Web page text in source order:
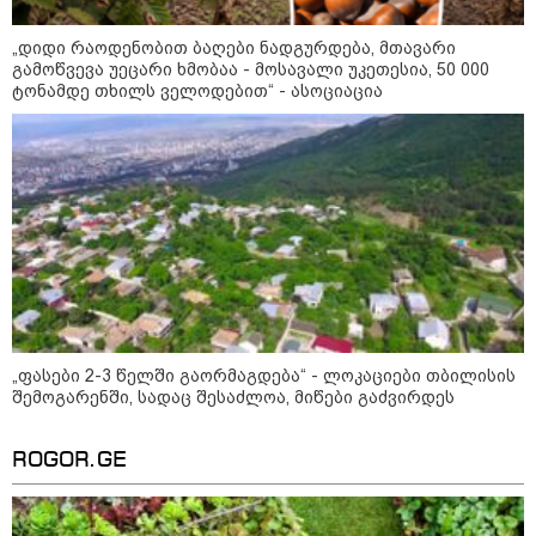
კიდევ დაგარტყამ" - ვრცელდება
ფიზიკური და სიტყვიერი
დაპირისპირების კადრები
სუპერმარკეტიდან
"ბოლო წამებზე ნამდვილად ისმის
განწირული ხმა: “კახა, არ
მიმატოვო, გეხვეწები” - რა წერს
და რა ვიდეოს აქვეყნებს
ადვოკატი, ტარიელ კაკაბაძე?
ვრცელდება მკვლელობის
მომენტში გადაღებული უმძიმესი
ვიდეო: კადრებში ჩანს, როგორ
ესროლეს ცნობილ "ტიკტოკერს"
მომხდარზე მექსიკის პოლიცია
სამართალი
„დიდი რაოდენობით ბაღები ნადგურდება, მთავარი
გამოწვევა უეცარი ხმობაა - მოსავალი უკეთესია, 50 000
ტონამდე თხილს ველოდებით“ - ასოციაცია
„ფასები 2-3 წელში გაორმაგდება“ - ლოკაციები თბილისის
შემოგარენში, სადაც შესაძლოა, მიწები გაძვირდეს
ROGOR.GE